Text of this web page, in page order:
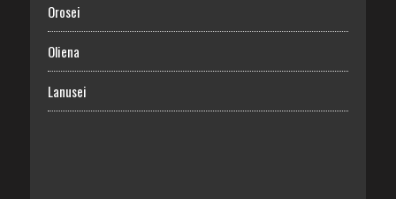
Orosei
Oliena
Lanusei